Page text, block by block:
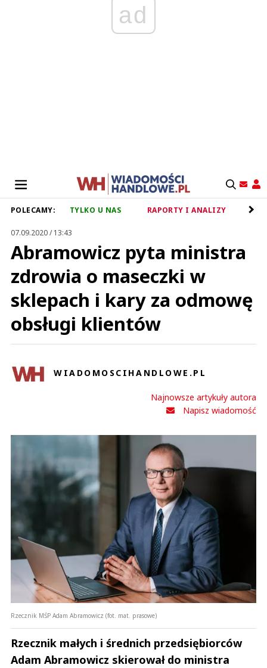
ad
POLECAMY: TYLKO U NAS RAPORTY I ANALIZY
07.09.2020 / 13:43
Abramowicz pyta ministra
zdrowia o maseczki w
sklepach i kary za odmowę
obsługi klientów
WIADOMOSCIHANDLOWE.PL
Najnowsze artykuły autora
Napisz wiadomość
Rzecznik MŚP Adam Abramowicz (fot. mat. prasowe)
Rzecznik małych i średnich przedsiębiorców
Adam Abramowicz skierował do ministra